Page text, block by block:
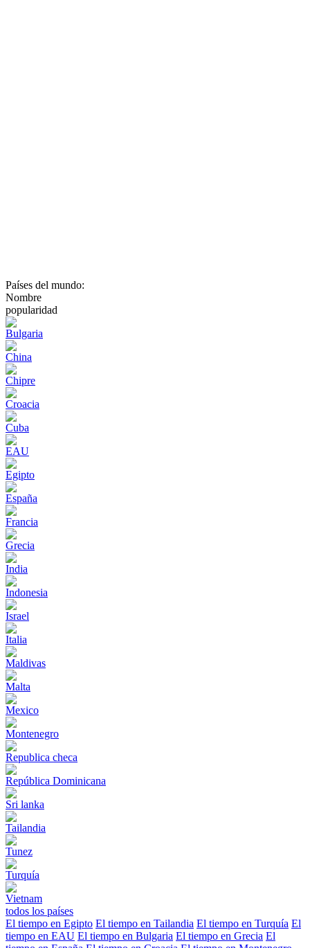
Países del mundo:
Nombre
popularidad
Bulgaria
China
Chipre
Croacia
Cuba
EAU
Egipto
España
Francia
Grecia
India
Indonesia
Israel
Italia
Maldivas
Malta
Mexico
Montenegro
Republica checa
República Dominicana
Sri lanka
Tailandia
Tunez
Turquía
Vietnam
todos los países
El tiempo en Egipto El tiempo en Tailandia El tiempo en Turquía El
tiempo en EAU El tiempo en Bulgaria El tiempo en Grecia El